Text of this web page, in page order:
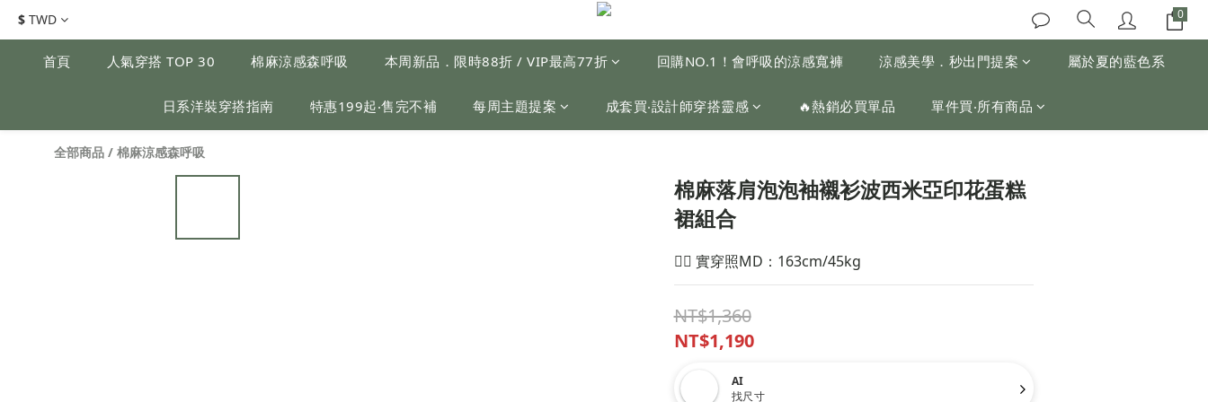
$ TWD
首頁 人氣穿搭 TOP 30 棉麻涼感森呼吸 本周新品．限時88折 / VIP最高77折 回購NO.1！會呼吸的涼感寬褲 涼感美學．秒出門提案 屬於夏的藍色系
日系洋裝穿搭指南 特惠199起‧售完不補 每周主題提案 成套買‧設計師穿搭靈感 🔥熱銷必買單品 單件買‧所有商品
全部商品 / 棉麻涼感森呼吸
棉麻落肩泡泡袖襯衫波西米亞印花蛋糕
裙組合
🙋‍♀️ 實穿照MD：163cm/45kg
NT$1,360
NT$1,190
AI
找尺寸